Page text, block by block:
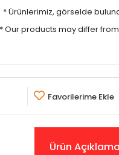
* Ürünlerimiz, görselde
* Our products may differ
Favorilerime Ekle
Ürün